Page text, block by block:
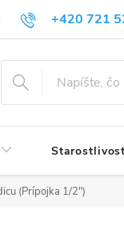
+420 721
a vrátenie tovaru
(Prípojka 1/2")